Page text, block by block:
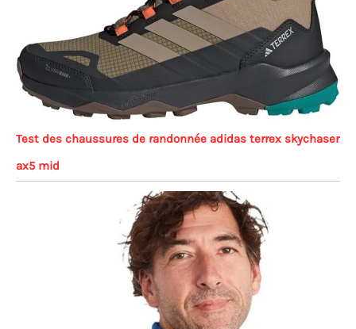
Test des chaussures de randonnée adidas terrex skychaser
ax5 mid